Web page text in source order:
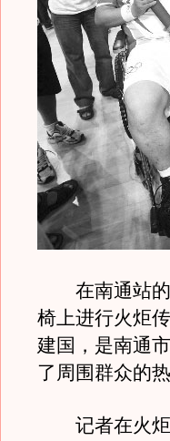
在南通站的
椅上进行火炬
建国，是南通
了周围群众的
记者在火炬